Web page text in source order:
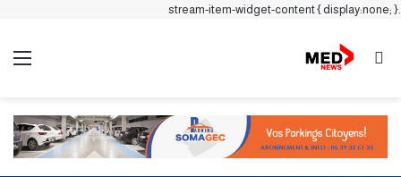
.stream-item-widget-content { display:none; }
بحث عن